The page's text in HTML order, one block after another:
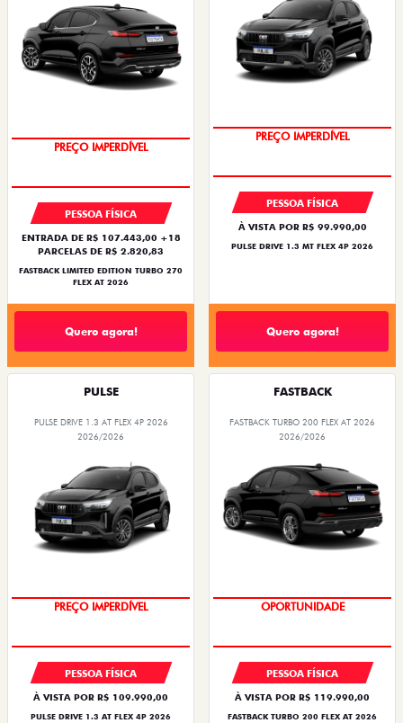
PREÇO IMPERDÍVEL
PESSOA FÍSICA
ENTRADA DE R$ 107.443,00 +18
PARCELAS DE R$ 2.820,83
FASTBACK LIMITED EDITION TURBO 270
FLEX AT 2026
Quero agora!
PREÇO IMPERDÍVEL
PESSOA FÍSICA
À VISTA POR R$ 99.990,00
PULSE DRIVE 1.3 MT FLEX 4P 2026
Quero agora!
PULSE
PULSE DRIVE 1.3 AT FLEX 4P 2026
2026/2026
PREÇO IMPERDÍVEL
PESSOA FÍSICA
À VISTA POR R$ 109.990,00
PULSE DRIVE 1.3 AT FLEX 4P 2026
FASTBACK
FASTBACK TURBO 200 FLEX AT 2026
2026/2026
OPORTUNIDADE
PESSOA FÍSICA
À VISTA POR R$ 119.990,00
FASTBACK TURBO 200 FLEX AT 2026